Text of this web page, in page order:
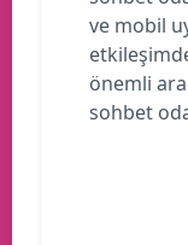
ve mobil
önemli
sohbet